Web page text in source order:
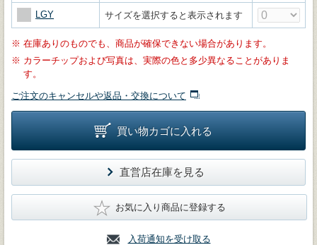
LGY サイズを選択すると表示されます
※ 在庫ありのものでも、商品が確保できない場合があります。
※ カラーチップおよび写真は、実際の色と多少異なることがありま
す。
ご注文のキャンセルや返品・交換について
買い物カゴに入れる
直営店在庫を見る
★ お気に入り商品に登録する
入荷通知を受け取る